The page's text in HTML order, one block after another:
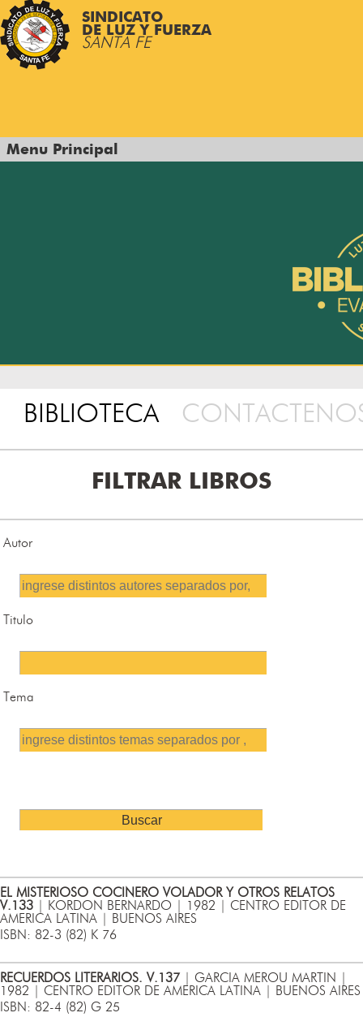
SINDICATO
DE LUZ Y FUERZA
SANTA FE
Menu Principal
BIBLIOTECA
FILTRAR LIBROS
Autor
Titulo
Tema
EL MISTERIOSO COCINERO VOLADOR Y OTROS RELATOS
V.133 | KORDON BERNARDO | 1982 | CENTRO EDITOR DE
AMERICA LATINA | BUENOS AIRES
ISBN: 82-3 (82) K 76
RECUERDOS LITERARIOS. V.137 | GARCIA MEROU MARTIN |
1982 | CENTRO EDITOR DE AMERICA LATINA | BUENOS AIRES
ISBN: 82-4 (82) G 25